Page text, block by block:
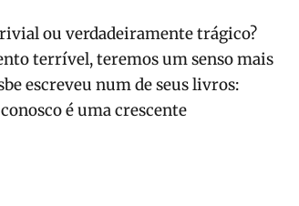
ou verdadeiramente trágico?
terrível, teremos um senso mais
escreveu num de seus livros:
é uma crescente